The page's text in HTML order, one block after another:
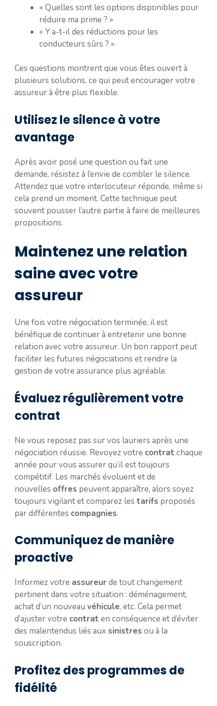
« Quelles sont les options disponibles pour
réduire ma prime ? »
« Y a-t-il des réductions pour les
conducteurs sûrs ? »
Ces questions montrent que vous êtes ouvert à
plusieurs solutions, ce qui peut encourager votre
assureur à être plus flexible.
Utilisez le silence à votre
avantage
Après avoir posé une question ou fait une
demande, résistez à l’envie de combler le silence.
Attendez que votre interlocuteur réponde, même si
cela prend un moment. Cette technique peut
souvent pousser l’autre partie à faire de meilleures
propositions.
Maintenez une relation
saine avec votre
assureur
Une fois votre négociation terminée, il est
bénéfique de continuer à entretenir une bonne
relation avec votre assureur. Un bon rapport peut
faciliter les futures négociations et rendre la
gestion de votre assurance plus agréable.
Évaluez régulièrement votre
contrat
Ne vous reposez pas sur vos lauriers après une
négociation réussie. Revoyez votre contrat chaque
année pour vous assurer qu’il est toujours
compétitif. Les marchés évoluent et de
nouvelles offres peuvent apparaître, alors soyez
toujours vigilant et comparez les tarifs proposés
par différentes compagnies.
Communiquez de manière
proactive
Informez votre assureurde tout changement
pertinent dans votre situation : déménagement,
achat d’un nouveau véhicule, etc. Cela permet
d’ajuster votre contrat en conséquence et d’éviter
des malentendus liés aux sinistres ou à la
souscription.
Profitez des programmes de
fidélité